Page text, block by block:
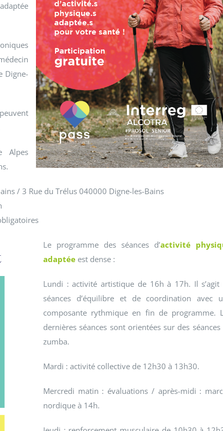
Digne-
Alpes
/ 3 Rue du Trélus 040000 Digne-les-Bains
Le programme des séances d’activité
adaptée est dense :
Lundi : activité artistique de 16h à 17h. Il s’agit
séances d’équilibre et de coordination avec
composante rythmique en fin de programme.
dernières séances sont orientées sur des séances
zumba.
Mardi : activité collective de 12h30 à 13h30.
Mercredi matin : évaluations / après-midi :
nordique à 14h.